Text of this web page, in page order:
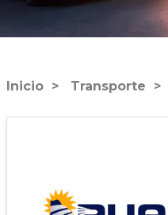
Inicio Transporte